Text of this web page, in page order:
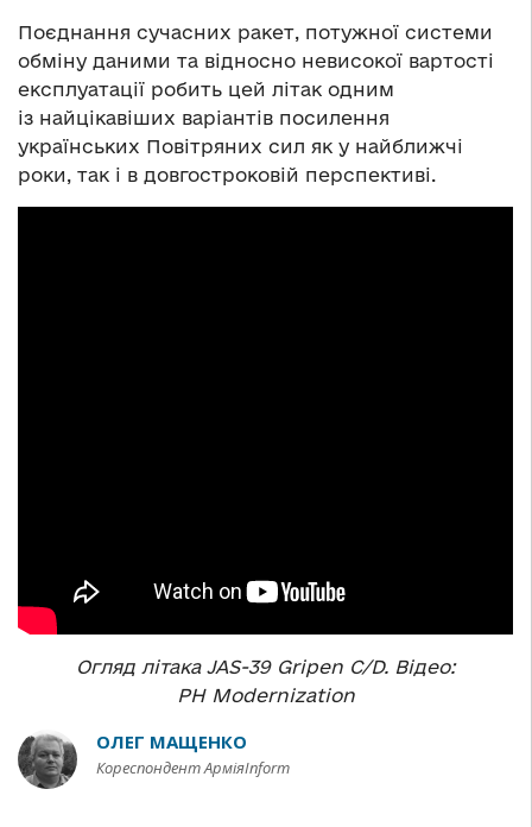
Поєднання сучасних ракет, потужної системи
обміну даними та відносно невисокої вартості
експлуатації робить цей літак одним
із найцікавіших варіантів посилення
українських Повітряних сил як у найближчі
роки, так і в довгостроковій перспективі.
Огляд літака JAS-39 Gripen C/D. Відео:
PH Modernization
ОЛЕГ МАЩЕНКО
Кореспондент АрміяInform